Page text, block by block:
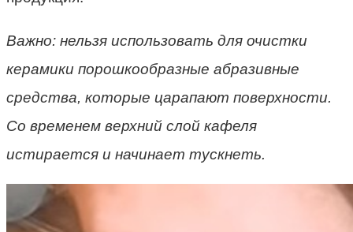
Важно: нельзя использовать для очистки
керамики порошкообразные абразивные
средства, которые царапают поверхности.
Со временем верхний слой кафеля
истирается и начинает тускнеть.